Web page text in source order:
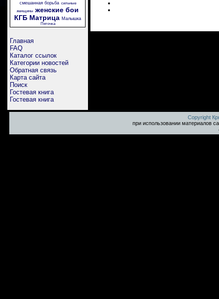
смешанная борьба сильные
женщины женские бои
КГБ Матрица Малышка
Пяточка
Главная
FAQ
Каталог ссылок
Категории новостей
Обратная связь
Карта сайта
Поиск
Гостевая книга
Гостевая книга
Copyright
при использовании материалов